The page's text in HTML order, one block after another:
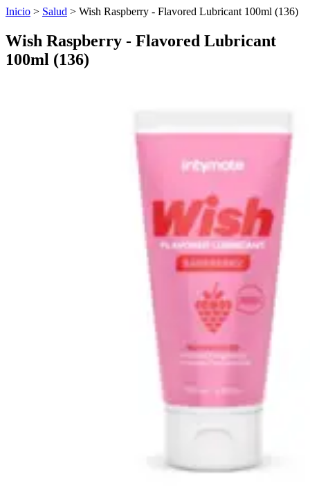
Inicio > Salud > Wish Raspberry - Flavored Lubricant 100ml (136)
Wish Raspberry - Flavored Lubricant
100ml (136)